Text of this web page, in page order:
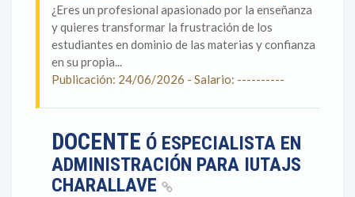
¿Eres un profesional apasionado por la enseñanza
y quieres transformar la frustración de los
estudiantes en dominio de las materias y confianza
en su propia...
Publicación: 24/06/2026 - Salario: ----------
DOCENTE Ó ESPECIALISTA EN
ADMINISTRACIÓN PARA IUTAJS
CHARALLAVE